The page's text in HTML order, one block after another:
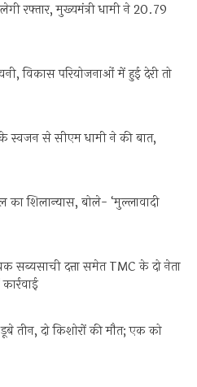
रफ्तार, मुख्यमंत्री धामी ने 20.79
विकास परियोजनाओं में हुई देरी तो
के स्वजन से सीएम धामी ने की बात,
का शिलान्यास, बोले- ‘मुल्लावादी
सब्यसाची दत्ता समेत TMC के दो नेता
तीन, दो किशोरों की मौत; एक को